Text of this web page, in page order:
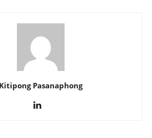
Kitipong Pasanaphong